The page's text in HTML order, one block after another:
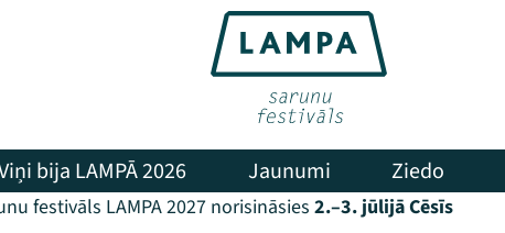
bija LAMPĀ 2026 Jaunumi Ziedo
festivāls LAMPA 2027 norisināsies 2.–3. jūlijā Cēsīs